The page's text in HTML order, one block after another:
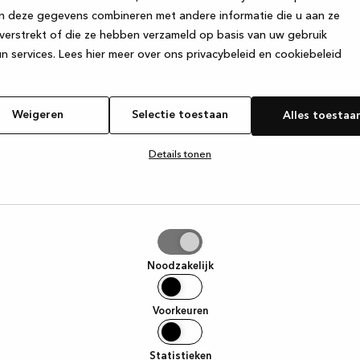
deze gegevens combineren met andere informatie die u aan ze
of die ze hebben verzameld op basis van uw gebruik
services. Lees hier meer over ons privacybeleid en cookiebeleid
Weigeren Selectie toestaan Alles
Details tonen
Noodzakelijk
Voorkeuren
Statistieken
has occurred while loadingwww.kvik.nl (see the